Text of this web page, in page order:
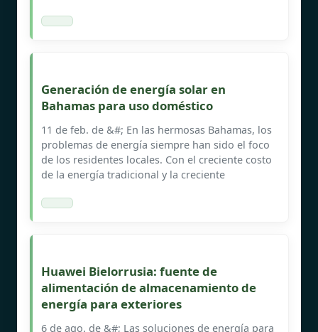
Generación de energía solar en
Bahamas para uso doméstico
11 de feb. de &#; En las hermosas Bahamas, los
problemas de energía siempre han sido el foco
de los residentes locales. Con el creciente costo
de la energía tradicional y la creciente
Huawei Bielorrusia: fuente de
alimentación de almacenamiento de
energía para exteriores
6 de ago. de &#; Las soluciones de energía para